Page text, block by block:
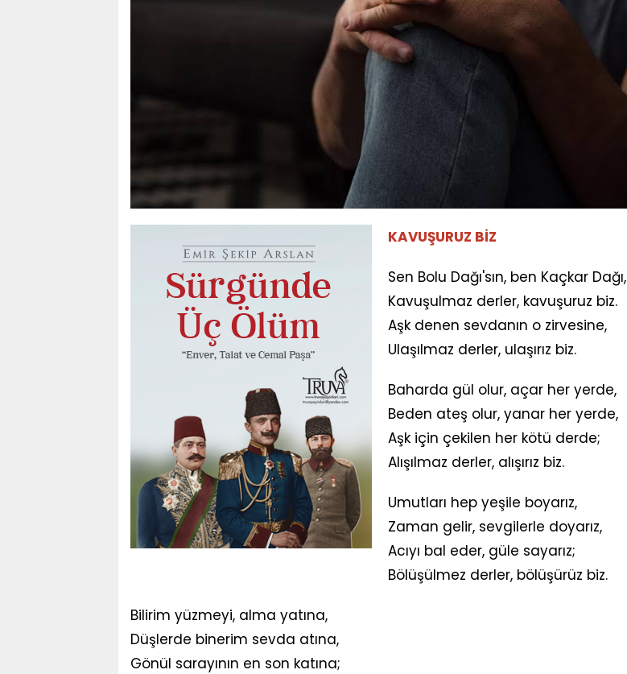
KAVUŞURUZ BİZ
Sen Bolu Dağı'sın, ben Kaçkar Dağı,
Kavuşulmaz derler, kavuşuruz biz.
Aşk denen sevdanın o zirvesine,
Ulaşılmaz derler, ulaşırız biz.
Baharda gül olur, açar her yerde,
Beden ateş olur, yanar her yerde,
Aşk için çekilen her kötü derde;
Alışılmaz derler, alışırız biz.
Umutları hep yeşile boyarız,
Zaman gelir, sevgilerle doyarız,
Acıyı bal eder, güle sayarız;
Bölüşülmez derler, bölüşürüz biz.
Bilirim yüzmeyi, alma yatına,
Düşlerde binerim sevda atına,
Gönül sarayının en son katına;